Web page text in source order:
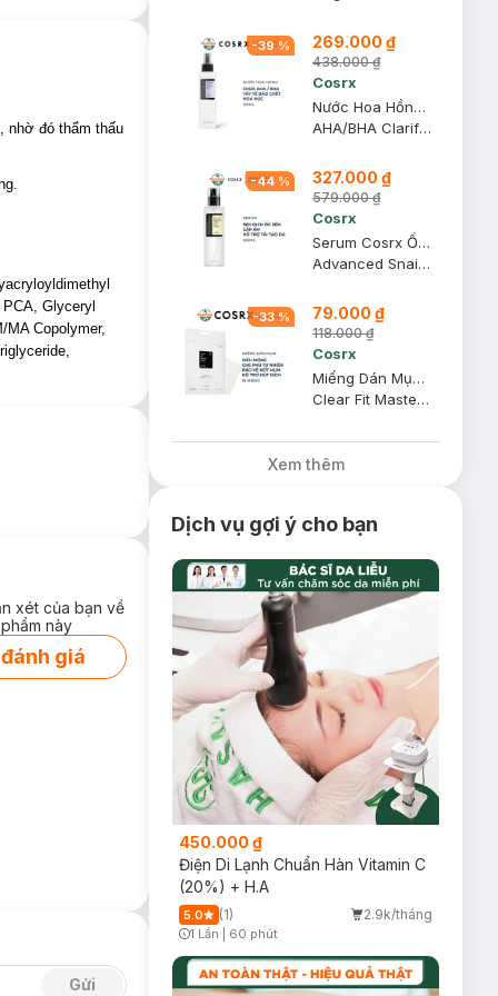
trước khi sử
nhờ đó thẩm thấu
Glyceryl
Copolymer,
xét của bạn về
này
giá
Gửi
-39% 269.000 ₫
438.000 ₫
Cosrx
Nước Hoa Hồng Cosrx Tẩy Tế Bào Chết Hoá Học 150ml
AHA/BHA Clarifying Treatment Toner
-44 % 327.000 ₫
579.000 ₫
Cosrx
Serum Cosrx Ốc Sên Cấp Ẩm, Hỗ Trợ Tái Tạo Da 100ml
Advanced Snail 96 Mucin Power Essence
-33% 79.000 ₫
118.000 ₫
Cosrx
Miếng Dán Mụn Cosrx Siêu Mỏng, Che Phủ Tự Nhiên 18 Miếng
Clear Fit Master Patch
Xem thêm
Dịch vụ gợi ý cho bạn
450.000 ₫
Điện Di Lạnh Chuẩn Hàn Vitamin C
(20%) + H.A
5.0 (1) 2.9k/tháng
1 Lần 60 phút